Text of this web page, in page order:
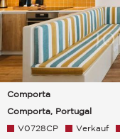
Comporta
Comporta, Portugal
V0728CP Verkauf